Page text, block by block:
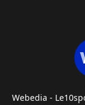
Webedia -